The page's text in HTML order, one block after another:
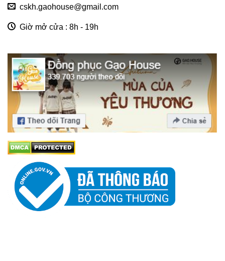
cskh.gaohouse@gmail.com
Giờ mở cửa : 8h - 19h